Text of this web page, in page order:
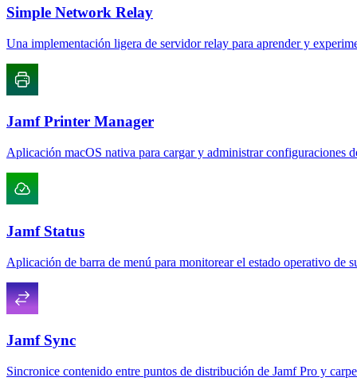
Simple Network Relay
Una implementación ligera de servidor relay para aprender y
Jamf Printer Manager
Aplicación macOS nativa para cargar y administrar configuraciones
Jamf Status
Aplicación de barra de menú para monitorear el estado operativo de
Jamf Sync
Sincronice contenido entre puntos de distribución de Jamf Pro y